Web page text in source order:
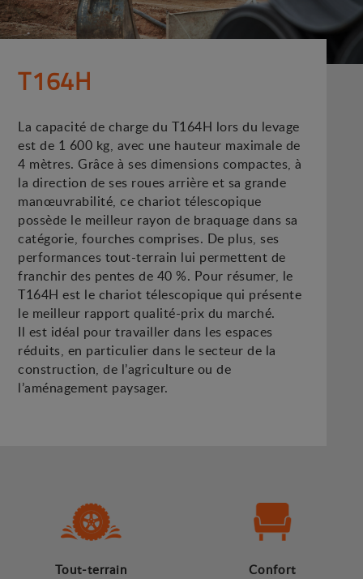
T164H
La capacité de charge du T164H lors du levage
est de 1 600 kg, avec une hauteur maximale de
4 mètres. Grâce à ses dimensions compactes, à
la direction de ses roues arrière et sa grande
manœuvrabilité, ce chariot télescopique
possède le meilleur rayon de braquage dans sa
catégorie, fourches comprises. De plus, ses
performances tout-terrain lui permettent de
franchir des pentes de 40 %. Pour résumer, le
T164H est le chariot télescopique qui présente
le meilleur rapport qualité-prix du marché.
Il est idéal pour travailler dans les espaces
réduits, en particulier dans le secteur de la
construction, de l’agriculture ou de
l’aménagement paysager.
Tout-terrain Confort